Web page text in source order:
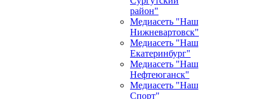
район"
Медиасеть "Наш
Нижневартовск"
Медиасеть "Наш
Екатеринбург"
Медиасеть "Наш
Нефтеюганск"
Медиасеть "Наш
Спорт"